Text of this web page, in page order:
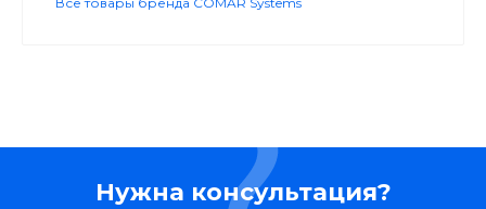
Нужна консультация?